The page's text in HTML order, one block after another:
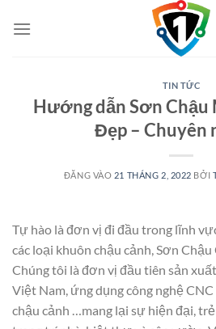
qua
TIN TỨC
Hướng dẫn Sơn
Đẹp – Chuyên
ĐĂNG VÀO 21 THÁNG 2, 2022 BỞI
Tự hào là đơn vị đi đầu trong lĩnh
các loại khuôn chậu cảnh, Sơn Chậu
Chúng tôi là đơn vị đầu tiên sản
Việt Nam, ứng dụng công nghệ
chậu cảnh …mang lại sự hiện đại,